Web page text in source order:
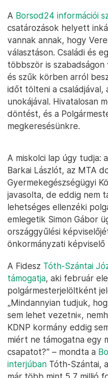
A Borsod24 információi
csatározások helyett
vannak annak, hogy
választáson. Családi és
többször is
és szűk körben arról
időt tölteni a
unokájával. Hivatalosan
döntést, és a
megkeresésünkre.
A miskolci lap úgy tudja:
Barkai Lászlót, az MTA
Gyermekegészségügyi
javasolta, de eddig nem
lehetséges ellenzéki
emlegetik Simon Gábor
országgyűlési
önkormányzati képviselő
A Fidesz Tóth-Szántai
támogatja, aki február
polgármesterjelöltként
„Mindannyian tudjuk,
sem lehet vezetni«,
KDNP kormány eddig
miért ne támogatna egy
csapatot?” – mondta a
interjúban Tóth-Szántai,